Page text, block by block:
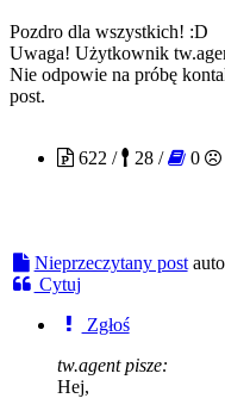
Pozdro dla wszystkich! :D
Uwaga! Użytkownik
Nie odpowie na próbę
post.
622 /
28 / 0
Nieprzeczytany post
Cytuj
Zgłoś
tw.agent pisze:
Hej,